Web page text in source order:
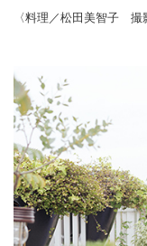
〈料理／松田美智子